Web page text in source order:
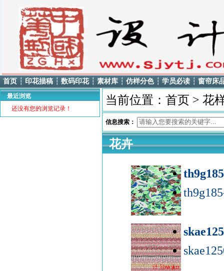
首页 ┆ 印花描稿 ┆ 数码印花 ┆ 素材库 ┆ 仿样分色 ┆ 学员必读 ┆ 窗帘床
最近浏览
还没有您的浏览记录！
当前位置： 首页 > 花
信息搜索：
花卉